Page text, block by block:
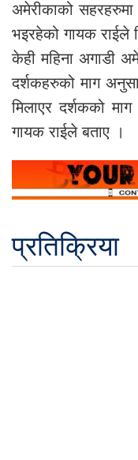
अमेरीकाको सहरहरुमा
भइरहेको गायक राईले
केही महिना अगाडी
दर्शकहरुको माग
मिलाएर दर्शकको
गायक राईले बताए ।
प्रतिक्रिया